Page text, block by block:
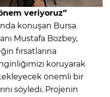
veriyoruz”
konuşan Bursa
Mustafa Bozbey,
fırsatlarına
koruyarak
önemli bir
söyledi. Projenin